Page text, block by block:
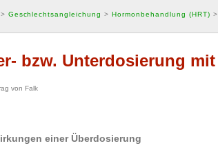
> Geschlechtsangleichung >Hormonbehandlung (HRT) >
bzw. Unterdosierung
von Falk
einer Überdosierung